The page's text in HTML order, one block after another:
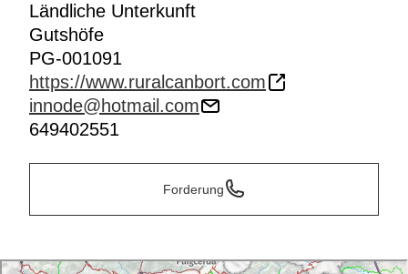
Ländliche Unterkunft
Gutshöfe
PG-001091
https://www.ruralcanbort.com
innode@hotmail.com
649402551
Forderung